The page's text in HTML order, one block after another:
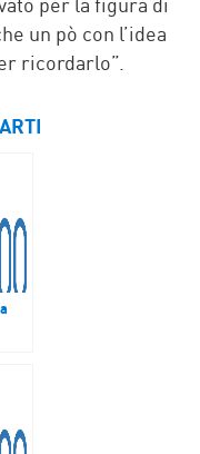
un pò con l’idea
ricordarlo”.